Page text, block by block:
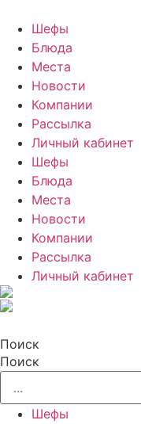
Шефы
Блюда
Места
Новости
Компании
Рассылка
Личный кабинет
Шефы
Блюда
Места
Новости
Компании
Рассылка
Личный кабинет
Поиск
Поиск
Шефы